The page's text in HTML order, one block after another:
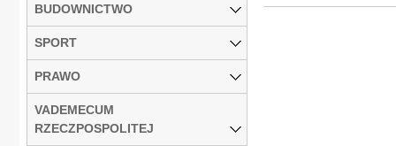
BUDOWNICTWO
SPORT
PRAWO
VADEMECUM
RZECZPOSPOLITEJ